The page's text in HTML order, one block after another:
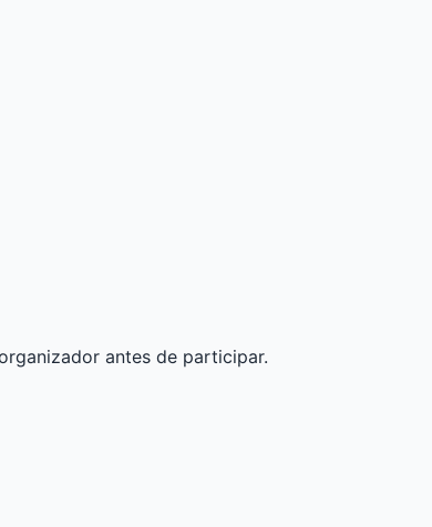
antes de participar.